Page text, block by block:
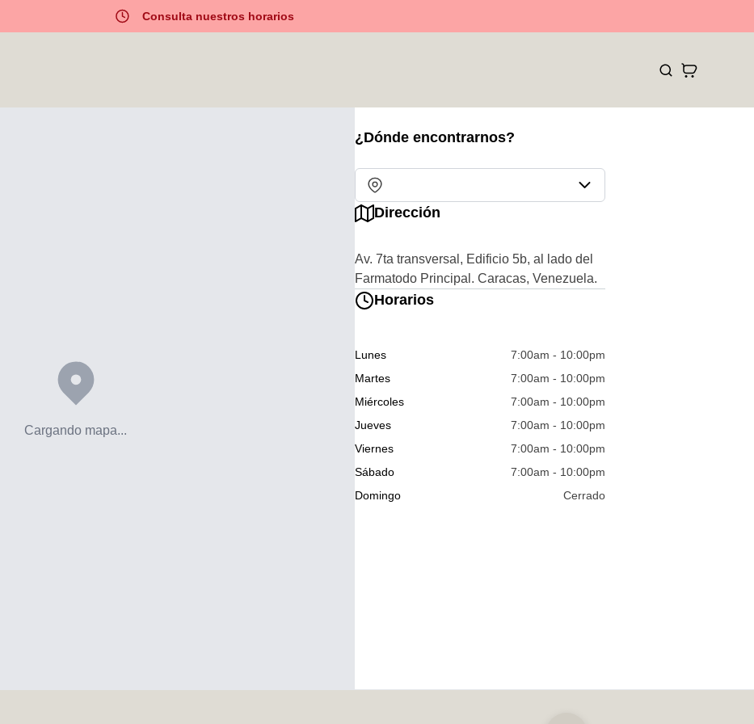
Consulta nuestros horarios
Cargando mapa...
¿Dónde encontrarnos?
Dirección
Av. 7ta transversal, Edificio 5b, al lado del
Farmatodo Principal. Caracas, Venezuela.
Horarios
Lunes
7:00am - 10:00pm
Martes
7:00am - 10:00pm
Miércoles
7:00am - 10:00pm
Jueves
7:00am - 10:00pm
Viernes
7:00am - 10:00pm
Sábado
7:00am - 10:00pm
Domingo
Cerrado